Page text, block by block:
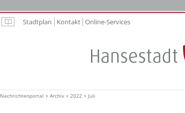
Leichte Sprache
Stadtplan Kontakt Online-Services
Nachrichtenportal Archiv 2022 Juli